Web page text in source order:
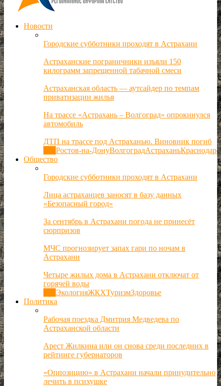
Новости
Городские субботники проходят в Астрахани
Астраханские пограничники изъяли 150
килограмм запрещенной табачной смеси
Астраханская область — аутсайдер по темпам
приватизации жилья
На трассе «Астрахань – Волгоград» опрокинулся
автомобиль
ДТП на трассе под Астраханью. Виновник погиб
Ростов-на-ДонуВолгоградАстраханьКраснодар
Общество
Городские субботники проходят в Астрахани
Лица астраханцев заносят в базу данных
«Безопасный город»
За сентябрь в Астрахани погода не принесёт
сюрпризов
МЧС прогнозирует запах гари по ночам в
Астрахани
Четыре жилых дома в Астрахани отключат от
горячей воды
ЭкологияЖКХТуризмЗдоровье
Политика
Рабочая поездка Дмитрия Медведева по
Астраханской области
Арест Жилкина или он снова среди последних в
рейтинге губернаторов
«Оппозицию» в Астрахани начали принудительно
лечить в психушке